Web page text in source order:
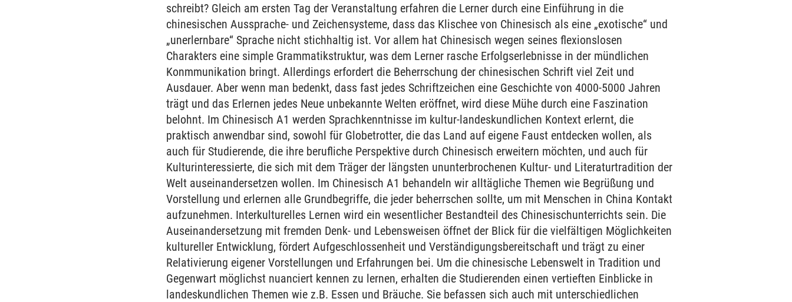
schreibt? Gleich am ersten Tag der Veranstaltung erfahren die Lerner durch eine Einführung in die
chinesischen Aussprache- und Zeichensysteme, dass das Klischee von Chinesisch als eine „exotische“ und
„unerlernbare“ Sprache nicht stichhaltig ist. Vor allem hat Chinesisch wegen seines flexionslosen
Charakters eine simple Grammatikstruktur, was dem Lerner rasche Erfolgserlebnisse in der mündlichen
Konmmunikation bringt. Allerdings erfordert die Beherrschung der chinesischen Schrift viel Zeit und
Ausdauer. Aber wenn man bedenkt, dass fast jedes Schriftzeichen eine Geschichte von 4000-5000 Jahren
trägt und das Erlernen jedes Neue unbekannte Welten eröffnet, wird diese Mühe durch eine Faszination
belohnt. Im Chinesisch A1 werden Sprachkenntnisse im kultur-landeskundlichen Kontext erlernt, die
praktisch anwendbar sind, sowohl für Globetrotter, die das Land auf eigene Faust entdecken wollen, als
auch für Studierende, die ihre berufliche Perspektive durch Chinesisch erweitern möchten, und auch für
Kulturinteressierte, die sich mit dem Träger der längsten ununterbrochenen Kultur- und Literaturtradition der
Welt auseinandersetzen wollen. Im Chinesisch A1 behandeln wir alltägliche Themen wie Begrüßung und
Vorstellung und erlernen alle Grundbegriffe, die jeder beherrschen sollte, um mit Menschen in China Kontakt
aufzunehmen. Interkulturelles Lernen wird ein wesentlicher Bestandteil des Chinesischunterrichts sein. Die
Auseinandersetzung mit fremden Denk- und Lebensweisen öffnet der Blick für die vielfältigen Möglichkeiten
kultureller Entwicklung, fördert Aufgeschlossenheit und Verständigungsbereitschaft und trägt zu einer
Relativierung eigener Vorstellungen und Erfahrungen bei. Um die chinesische Lebenswelt in Tradition und
Gegenwart möglichst nuanciert kennen zu lernen, erhalten die Studierenden einen vertieften Einblicke in
landeskundlichen Themen wie z.B. Essen und Bräuche. Sie befassen sich auch mit unterschiedlichen